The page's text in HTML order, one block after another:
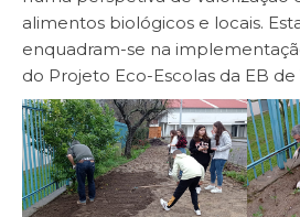
alimentos biológicos e locais.
enquadram-se na
do Projeto Eco-Escolas da EB de